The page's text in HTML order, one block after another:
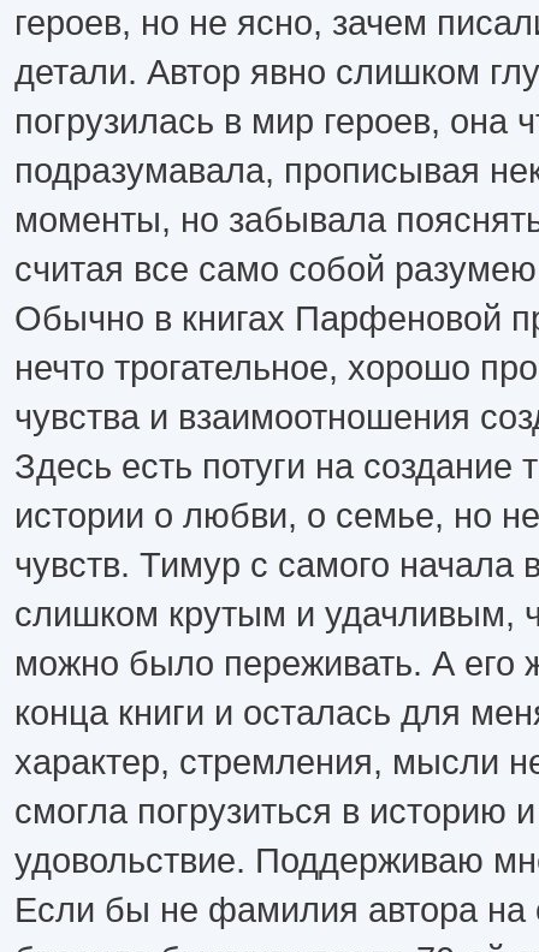
героев, но не ясно, зачем
детали. Автор явно слишком
погрузилась в мир героев, она
подразумавала, прописывая
моменты, но забывала
считая все само собой
Обычно в книгах Парфеновой
нечто трогательное, хорошо
чувства и взаимоотношения
Здесь есть потуги на создание
истории о любви, о семье, но
чувств. Тимур с самого начала
слишком крутым и удачливым,
можно было переживать. А его
конца книги и осталась для
характер, стремления, мысли
смогла погрузиться в историю
удовольствие. Поддерживаю
Если бы не фамилия автора на